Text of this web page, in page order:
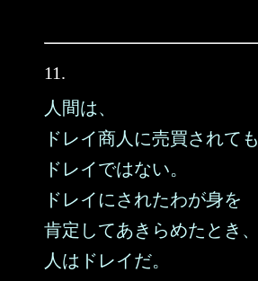
11.
人間は、
ドレイ商人に売買されても
ドレイではない。
ドレイにされたわが身を
肯定してあきらめたとき、
人はドレイだ。